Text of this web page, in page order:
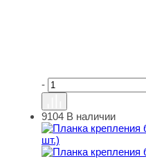
-
Планка крепления
9104 В наличии